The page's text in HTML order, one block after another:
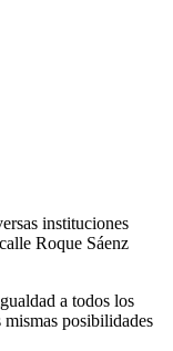
instituciones
Roque Sáenz
a todos los
mismas posibilidades